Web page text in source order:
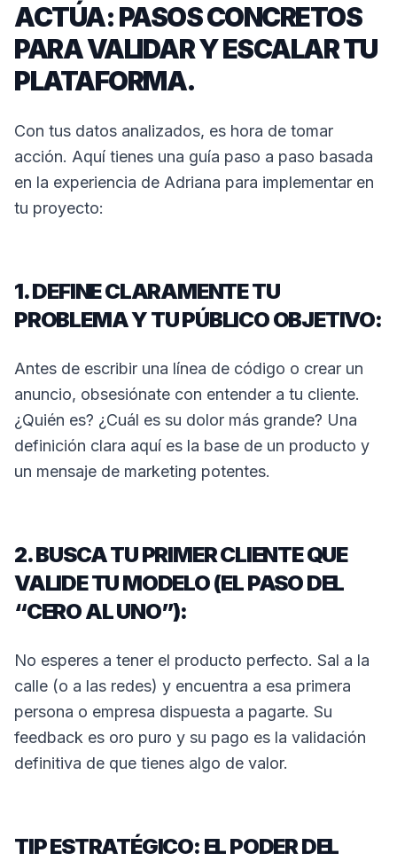
ACTÚA: PASOS CONCRETOS
PARA VALIDAR Y ESCALAR TU
PLATAFORMA.
Con tus datos analizados, es hora de tomar
acción. Aquí tienes una guía paso a paso basada
en la experiencia de Adriana para implementar en
tu proyecto:
1. DEFINE CLARAMENTE TU
PROBLEMA Y TU PÚBLICO OBJETIVO:
Antes de escribir una línea de código o crear un
anuncio, obsesiónate con entender a tu cliente.
¿Quién es? ¿Cuál es su dolor más grande? Una
definición clara aquí es la base de un producto y
un mensaje de marketing potentes.
2. BUSCA TU PRIMER CLIENTE QUE
VALIDE TU MODELO (EL PASO DEL
“CERO AL UNO”):
No esperes a tener el producto perfecto. Sal a la
calle (o a las redes) y encuentra a esa primera
persona o empresa dispuesta a pagarte. Su
feedback es oro puro y su pago es la validación
definitiva de que tienes algo de valor.
TIP ESTRATÉGICO: EL PODER DEL